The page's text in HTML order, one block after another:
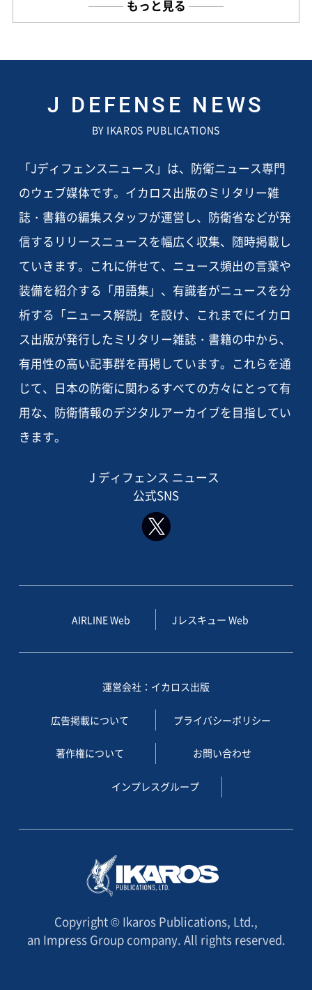
もっと見る
J DEFENSE NEWS
BY IKAROS PUBLICATIONS
「Jディフェンスニュース」は、防衛ニュース専門
のウェブ媒体です。イカロス出版のミリタリー雑
誌・書籍の編集スタッフが運営し、防衛省などが発
信するリリースニュースを幅広く収集、随時掲載し
ていきます。これに併せて、ニュース頻出の言葉や
装備を紹介する「用語集」、有識者がニュースを分
析する「ニュース解説」を設け、これまでにイカロ
ス出版が発行したミリタリー雑誌・書籍の中から、
有用性の高い記事群を再掲しています。これらを通
じて、日本の防衛に関わるすべての方々にとって有
用な、防衛情報のデジタルアーカイブを目指してい
きます。
J ディフェンス ニュース
公式SNS
AIRLINE Web Jレスキュー Web
運営会社：イカロス出版
広告掲載について プライバシーポリシー
著作権について お問い合わせ
インプレスグループ
Copyright © Ikaros Publications, Ltd.,
an Impress Group company. All rights reserved.